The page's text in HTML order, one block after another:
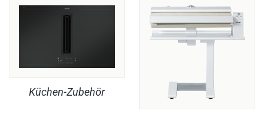
Küchen-Zubehör